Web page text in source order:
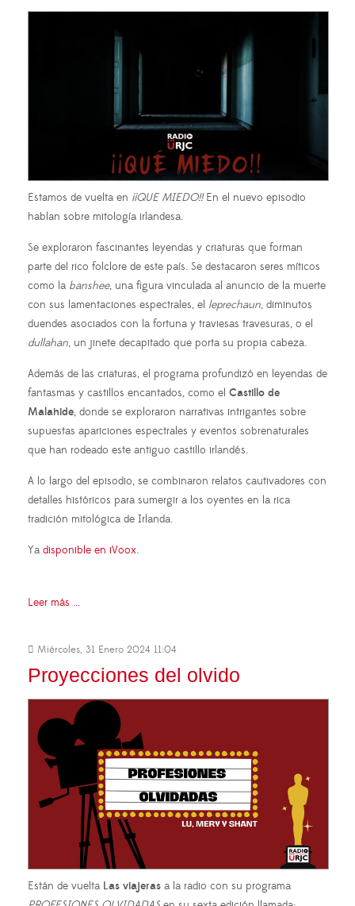
Estamos de vuelta en ¡¡QUE MIEDO!!En el nuevo episodio
hablan sobre mitología irlandesa.
Se exploraron fascinantes leyendas y criaturas que forman
parte del rico folclore de este país. Se destacaron seres míticos
como la banshee, una figura vinculada al anuncio de la muerte
con sus lamentaciones espectrales, el leprechaun, diminutos
duendes asociados con la fortuna y traviesas travesuras, o el
dullahan, un jinete decapitado que porta su propia cabeza.
Además de las criaturas, el programa profundizó en leyendas de
fantasmas y castillos encantados, como el Castillo de
Malahide, donde se exploraron narrativas intrigantes sobre
supuestas apariciones espectrales y eventos sobrenaturales
que han rodeado este antiguo castillo irlandés.
A lo largo del episodio, se combinaron relatos cautivadores con
detalles históricos para sumergir a los oyentes en la rica
tradición mitológica de Irlanda.
Ya disponible en iVoox.
Leer más ...
Miércoles, 31 Enero 2024 11:04
Proyecciones del olvido
Están de vuelta Las viajeras a la radio con su programa